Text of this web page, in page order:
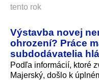
tento rok
Výstavba novej
ohrození? Práce
subdodávatelia
Podľa informácií, ktoré
Majerský, došlo k